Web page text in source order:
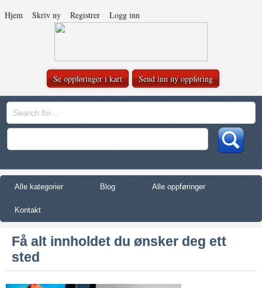
Hjem Skriv ny Registrer Logg inn
Se oppføringer i kart Send inn ny oppføring
Alle kategorier Blog Alle oppføringer
Kontakt
Få alt innholdet du ønsker deg ett
sted